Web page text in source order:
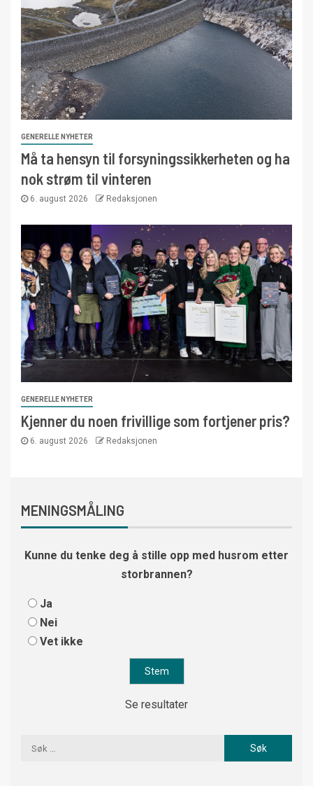
GENERELLE NYHETER
Må ta hensyn til forsyningssikkerheten og ha
nok strøm til vinteren
6. august 2026 Redaksjonen
GENERELLE NYHETER
Kjenner du noen frivillige som fortjener pris?
6. august 2026 Redaksjonen
MENINGSMÅLING
Kunne du tenke deg å stille opp med husrom etter
storbrannen?
Ja
Nei
Vet ikke
Se resultater